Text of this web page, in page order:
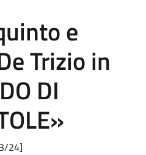
e
Trizio in
DI
24]